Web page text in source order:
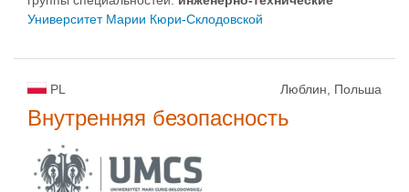
Университет Марии Кюри-Склодовской
PL Люблин, Польша
Внутренняя безопасность